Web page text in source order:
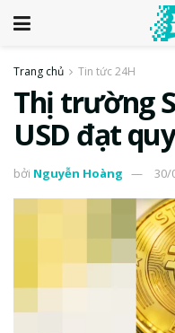
Trang chủ Tin tức 24H
Thị trường
USD đạt
bởi Nguyễn Hoàng 30/